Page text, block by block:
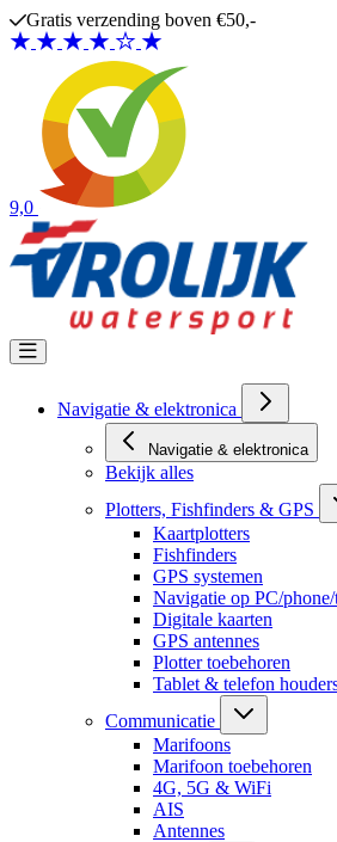
Ga naar de inhoud
Gratis verzending boven €50,-
9,0
Navigatie & elektronica
Navigatie & elektronica
Bekijk alles
Plotters, Fishfinders & GPS
Kaartplotters
Fishfinders
GPS systemen
Navigatie op PC/
Digitale kaarten
GPS antennes
Plotter toebehoren
Tablet & telefon
Communicatie
Marifoons
Marifoon toebehoren
4G, 5G & WiFi
AIS
Antennes